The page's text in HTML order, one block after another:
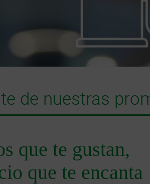
de nuestras
que te gustan,
que te encanta